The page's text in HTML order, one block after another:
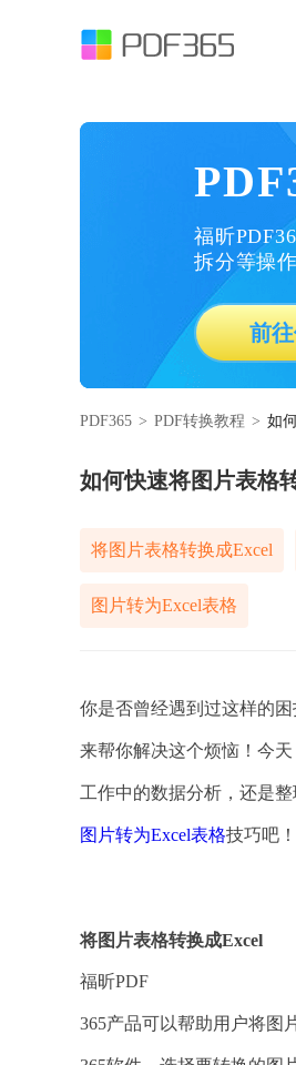
福昕
拆分等操
前
PDF365 > PDF转换教程 > 如
如何快速将图片表格
将图片表格转换成Excel
图片转为Excel表格
你是否曾经遇到过这样的
来帮你解决这个烦恼！今
工作中的数据分析，还是
图片转为Excel表格技巧吧！
将图片表格转换成Excel
福昕PDF
365产品可以帮助用户将图